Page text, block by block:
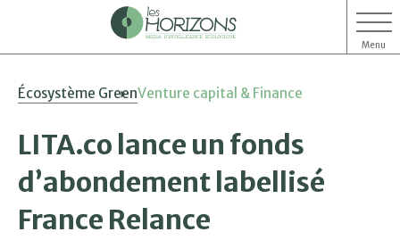
Menu
Écosystème GreenVenture capital & Finance
LITA.co lance un fonds
d’abondement labellisé
France Relance